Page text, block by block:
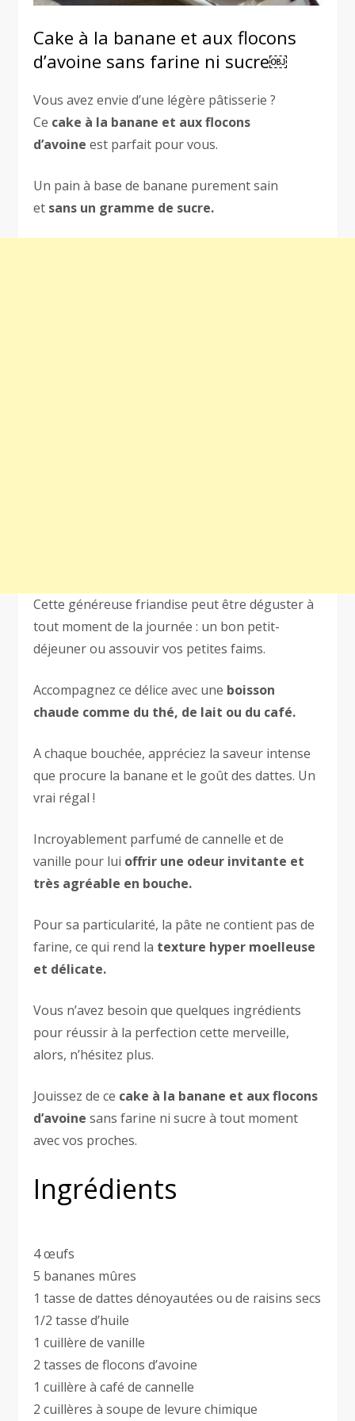
Cake à la banane et aux flocons
d’avoine sans farine ni sucre￼
Vous avez envie d’une légère pâtisserie ?
Ce cake à la banane et aux flocons
d’avoine est parfait pour vous.
Un pain à base de banane purement sain
et sans un gramme de sucre.
Cette généreuse friandise peut être déguster à
tout moment de la journée : un bon petit-
déjeuner ou assouvir vos petites faims.
Accompagnez ce délice avec une boisson
chaude comme du thé, de lait ou du café.
A chaque bouchée, appréciez la saveur intense
que procure la banane et le goût des dattes. Un
vrai régal !
Incroyablement parfumé de cannelle et de
vanille pour lui offrir une odeur invitante et
très agréable en bouche.
Pour sa particularité, la pâte ne contient pas de
farine, ce qui rend la texture hyper moelleuse
et délicate.
Vous n’avez besoin que quelques ingrédients
pour réussir à la perfection cette merveille,
alors, n’hésitez plus.
Jouissez de ce cake à la banane et aux flocons
d’avoine sans farine ni sucre à tout moment
avec vos proches.
Ingrédients
4 œufs
5 bananes mûres
1 tasse de dattes dénoyautées ou de raisins secs
1/2 tasse d’huile
1 cuillère de vanille
2 tasses de flocons d’avoine
1 cuillère à café de cannelle
2 cuillères à soupe de levure chimique